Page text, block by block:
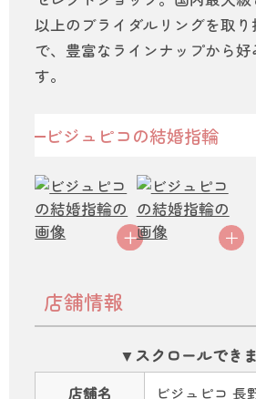
以上のブライダルリングを取り
で、豊富なラインナップから好
す。
ビジュピコの結婚指輪
店舗情報
店舗名 ビジュピコ 長